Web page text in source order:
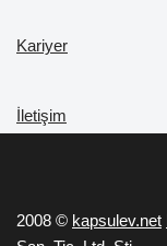
Kariyer
İletişim
2008 © kapsulev.net